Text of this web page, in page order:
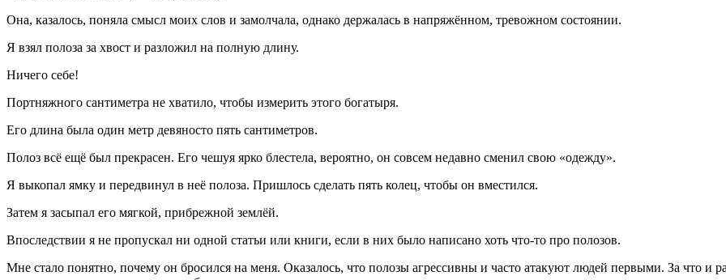
Она, казалось, поняла смысл моих слов и замолчала, однако держалась в напряжённом, тревожном состоянии.
Я взял полоза за хвост и разложил на полную длину.
Ничего себе!
Портняжного сантиметра не хватило, чтобы измерить этого богатыря.
Его длина была один метр девяносто пять сантиметров.
Полоз всё ещё был прекрасен. Его чешуя ярко блестела, вероятно, он совсем недавно сменил свою «одежду».
Я выкопал ямку и передвинул в неё полоза. Пришлось сделать пять колец, чтобы он вместился.
Затем я засыпал его мягкой, прибрежной землёй.
Впоследствии я не пропускал ни одной статьи или книги, если в них было написано хоть что-то про полозов.
Мне стало понятно, почему он бросился на меня. Оказалось, что полозы агрессивны и часто атакуют людей первыми. За что